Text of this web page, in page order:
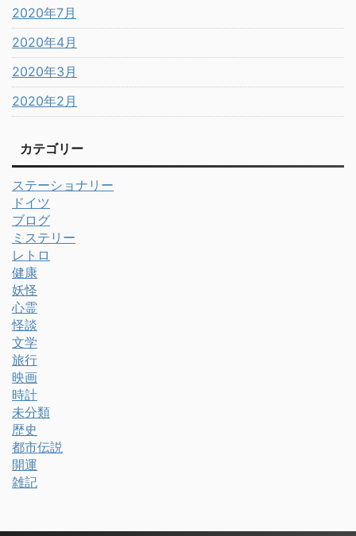
2020年7月
2020年4月
2020年3月
2020年2月
カテゴリー
ステーショナリー
ドイツ
ブログ
ミステリー
レトロ
健康
妖怪
心霊
怪談
文学
旅行
映画
時計
未分類
歴史
都市伝説
開運
雑記